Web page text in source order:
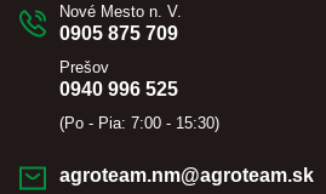
Nové Mesto n. V.
0905 875 709
Prešov
0940 996 525
(Po - Pia: 7:00 - 15:30)
agroteam.nm@agroteam.sk